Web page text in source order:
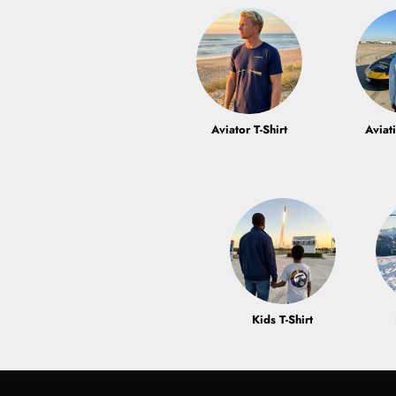
Aviator T-Shirt
Kids T-Shirt